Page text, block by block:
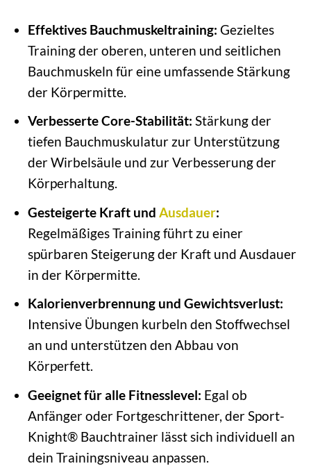
Effektives Bauchmuskeltraining: Gezieltes
Training der oberen, unteren und seitlichen
Bauchmuskeln für eine umfassende Stärkung
der Körpermitte.
Verbesserte Core-Stabilität: Stärkung der
tiefen Bauchmuskulatur zur Unterstützung
der Wirbelsäule und zur Verbesserung der
Körperhaltung.
Gesteigerte Kraft und Ausdauer:
Regelmäßiges Training führt zu einer
spürbaren Steigerung der Kraft und Ausdauer
in der Körpermitte.
Kalorienverbrennung und Gewichtsverlust:
Intensive Übungen kurbeln den Stoffwechsel
an und unterstützen den Abbau von
Körperfett.
Geeignet für alle Fitnesslevel: Egal ob
Anfänger oder Fortgeschrittener, der Sport-
Knight® Bauchtrainer lässt sich individuell an
dein Trainingsniveau anpassen.